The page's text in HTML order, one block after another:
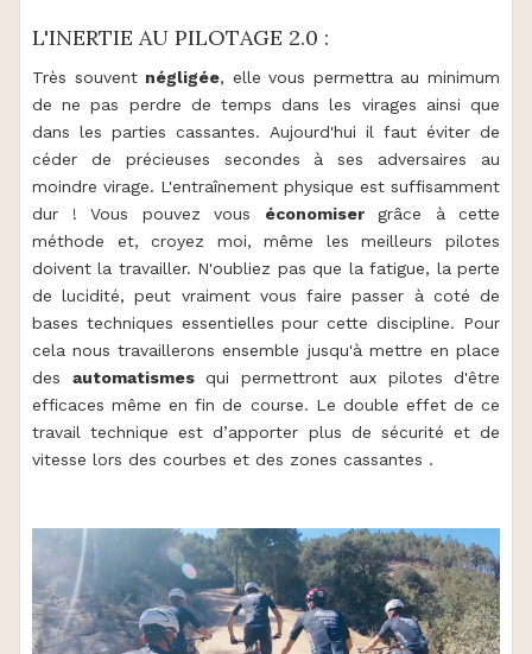
L'INERTIE AU PILOTAGE 2.0 :
Très souvent négligée, elle vous permettra au minimum
de ne pas perdre de temps dans les virages ainsi que
dans les parties cassantes. Aujourd'hui il faut éviter de
céder de précieuses secondes à ses adversaires au
moindre virage. L'entraînement physique est suffisamment
dur ! Vous pouvez vous économisergrâce à cette
méthode et, croyez moi, même les meilleurs pilotes
doivent la travailler. N'oubliez pas que la fatigue, la perte
de lucidité, peut vraiment vous faire passer à coté de
bases techniques essentielles pour cette discipline. Pour
cela nous travaillerons ensemble jusqu'à mettre en place
des automatismesqui permettront aux pilotes d'être
efficaces même en fin de course. Le double effet de ce
travail technique est d’apporter plus de sécurité et de
vitesse lors des courbes et des zones cassantes .